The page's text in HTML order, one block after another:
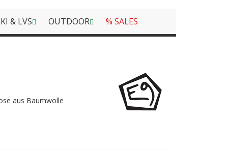
& LVS OUTDOOR % SALES
aus Baumwolle